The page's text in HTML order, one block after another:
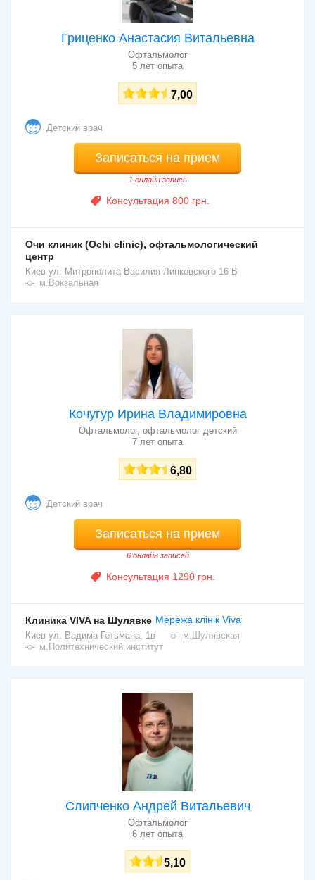
Гриценко Анастасия Витальевна
Офтальмолог
5 лет опыта
7,00
Детский врач
Записаться на прием
1 онлайн запись
Консультация 800 грн.
Очи клиник (Ochi clinic), офтальмологический
центр
Киев ул. Митрополита Василия Липковского 16 В
м.Вокзальная
Кочугур Ирина Владимировна
Офтальмолог, офтальмолог детский
7 лет опыта
6,80
Детский врач
Записаться на прием
6 онлайн записей
Консультация 1290 грн.
Клиника VIVA на Шулявке Мережа клінік Viva
Киев ул. Вадима Гетьмана, 1в
м.Шулявская
м.Политехнический институт
Слипченко Андрей Витальевич
Офтальмолог
6 лет опыта
5,10